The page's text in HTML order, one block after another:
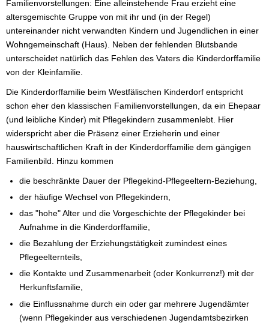
Familienvorstellungen: Eine alleinstehende Frau erzieht eine
altersgemischte Gruppe von mit ihr und (in der Regel)
untereinander nicht verwandten Kindern und Jugendlichen in einer
Wohngemeinschaft (Haus). Neben der fehlenden Blutsbande
unterscheidet natürlich das Fehlen des Vaters die Kinderdorffamilie
von der Kleinfamilie.
Die Kinderdorffamilie beim Westfälischen Kinderdorf entspricht
schon eher den klassischen Familienvorstellungen, da ein Ehepaar
(und leibliche Kinder) mit Pflegekindern zusammenlebt. Hier
widerspricht aber die Präsenz einer Erzieherin und einer
hauswirtschaftlichen Kraft in der Kinderdorffamilie dem gängigen
Familienbild. Hinzu kommen
die beschränkte Dauer der Pflegekind-Pflegeeltern-Beziehung,
der häufige Wechsel von Pflegekindern,
das "hohe" Alter und die Vorgeschichte der Pflegekinder bei
Aufnahme in die Kinderdorffamilie,
die Bezahlung der Erziehungstätigkeit zumindest eines
Pflegeelternteils,
die Kontakte und Zusammenarbeit (oder Konkurrenz!) mit der
Herkunftsfamilie,
die Einflussnahme durch ein oder gar mehrere Jugendämter
(wenn Pflegekinder aus verschiedenen Jugendamtsbezirken